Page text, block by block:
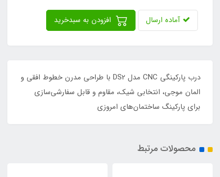
آماده ارسال
درب پارکینگی CNC مدل DS2 با طراحی مدرن خطوط افقی و
المان موجی، انتخابی شیک، مقاوم و قابل سفارشی‌سازی
برای پارکینگ ساختمان‌های امروزی
محصولات مرتبط